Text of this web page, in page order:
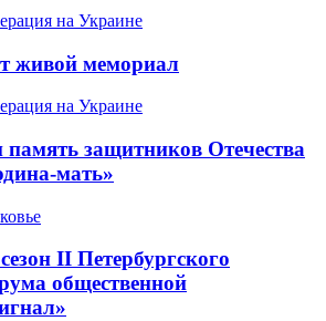
на Украине
живой мемориал
на Украине
защитников Отечества
мать»
II Петербургского
общественной